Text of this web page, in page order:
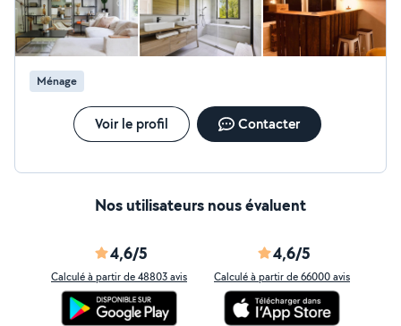
travaux d'électricité, ajustements et réparations du
quotidien. Chaque intervention est sur mesure, réalisée
avec sérieux, discrétion et sens du détail. Vous payez 50
%, l'État règle le reste. Dax & les Landes. Devis
personnalisé. * Prestations éligibles au crédit d'impôt
selon les conditions en vigueur.
Ménage
Voir le profil Contacter
Nos utilisateurs nous évaluent
4,6/5
Calculé à partir de 48803 avis
4,6/5
Calculé à partir de 66000 avis